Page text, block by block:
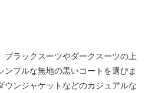
ブラックスーツやダークスーツの上
ンプルな無地の黒いコートを選びま
ウンジャケットなどのカジュアルな